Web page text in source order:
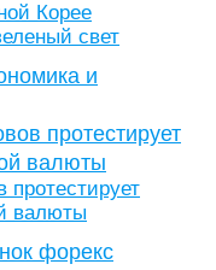
Корее
свет
и
протестирует
валюты
форекс